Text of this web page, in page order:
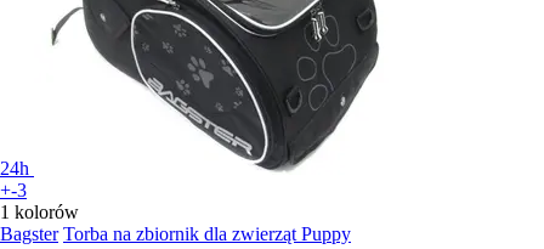
24h
+-3
1 kolorów
Bagster Torba na zbiornik dla zwierząt Puppy